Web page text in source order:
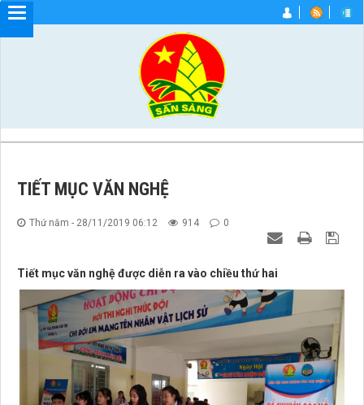
TIẾT MỤC VĂN NGHỆ
Thứ năm - 28/11/2019 06:12 914 0
Tiết mục văn nghệ được diễn ra vào chiều thứ hai